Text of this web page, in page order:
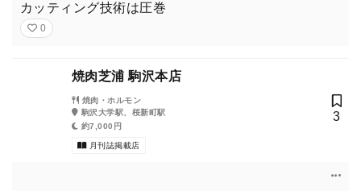
カッティング技術は圧巻
0
焼肉芝浦 駒沢本店
焼肉・ホルモン
駒沢大学駅、桜新町駅
約7,000円
月刊誌掲載店
3